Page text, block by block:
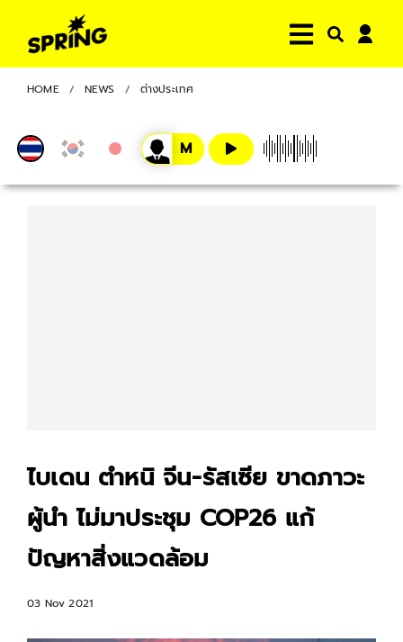
HOME NEWS ต่างประเทศ
ไบเดน ตำหนิ จีน-รัสเซีย ขาดภาวะ
ผู้นำ ไม่มาประชุม COP26 แก้
ปัญหาสิ่งแวดล้อม
03 Nov 2021